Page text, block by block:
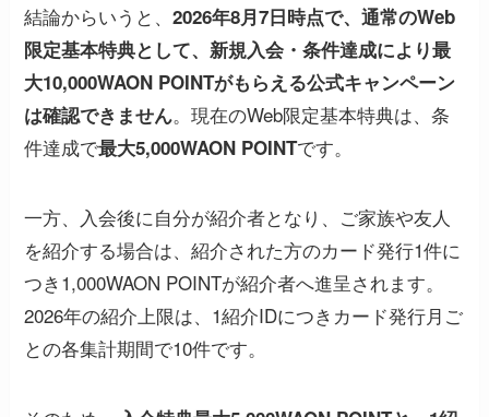
結論からいうと、2026年8月7日時点で、通常のWeb
限定基本特典として、新規入会・条件達成により最
大10,000WAON POINTがもらえる公式キャンペーン
は確認できません。現在のWeb限定基本特典は、条
件達成で最大5,000WAON POINTです。
一方、入会後に自分が紹介者となり、ご家族や友人
を紹介する場合は、紹介された方のカード発行1件に
つき1,000WAON POINTが紹介者へ進呈されます。
2026年の紹介上限は、1紹介IDにつきカード発行月ご
との各集計期間で10件です。